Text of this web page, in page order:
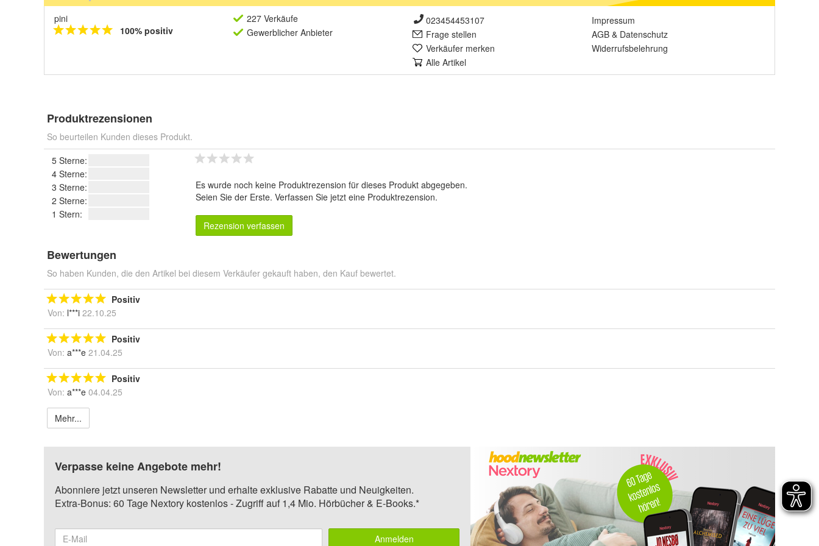
pini
100% positiv
227 Verkäufe
Gewerblicher Anbieter
023454453107
Frage stellen
Verkäufer merken
Alle Artikel
Impressum
AGB & Datenschutz
Widerrufsbelehrung
Produktrezensionen
So beurteilen Kunden dieses Produkt.
5 Sterne:
4 Sterne:
3 Sterne:
2 Sterne:
1 Stern:
Es wurde noch keine Produktrezension für dieses Produkt abgegeben.
Seien Sie der Erste. Verfassen Sie jetzt eine Produktrezension.
Rezension verfassen
Bewertungen
So haben Kunden, die den Artikel bei diesem Verkäufer gekauft haben, den Kauf bewertet.
Positiv
Von: l***i 22.10.25
Positiv
Von: a***e 21.04.25
Positiv
Von: a***e 04.04.25
Mehr...
Verpasse keine Angebote mehr!
Abonniere jetzt unseren Newsletter und erhalte exklusive Rabatte und Neuigkeiten.
Extra-Bonus: 60 Tage Nextory kostenlos - Zugriff auf 1,4 Mio. Hörbücher & E-Books.*
Anmelden